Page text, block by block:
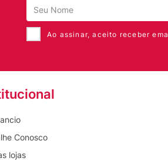
utiliza Dermotivin é provável que ele
Ao assinar, aceito receber
Conosco
lojas